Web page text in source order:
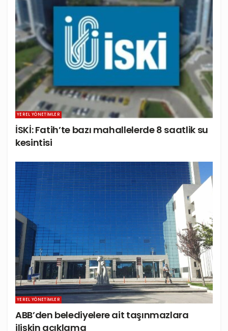
YEREL YÖNETIMLER
İSKİ: Fatih’te bazı mahallelerde 8 saatlik su
kesintisi
YEREL YÖNETIMLER
ABB’den belediyelere ait taşınmazlara
ilişkin açıklama